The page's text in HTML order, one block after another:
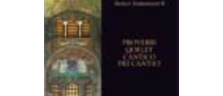
AGGIUNGI AL CARRELLO